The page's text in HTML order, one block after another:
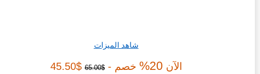
شاهد الميزات
الآن 20% خصم -$65.00
$45.50